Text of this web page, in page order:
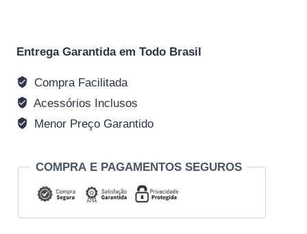
Entrega Garantida em Todo Brasil
Compra Facilitada
Acessórios Inclusos
Menor Preço Garantido
COMPRA E PAGAMENTOS SEGUROS